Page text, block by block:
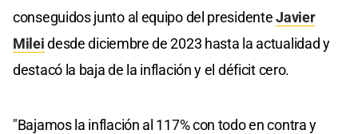
conseguidos junto al equipo del presidenteJavier
Mileidesde diciembre de 2023 hasta la actualidad y
destacó la baja de la inflación y el déficit cero.
"Bajamos la inflación al 117% con todo en contra y